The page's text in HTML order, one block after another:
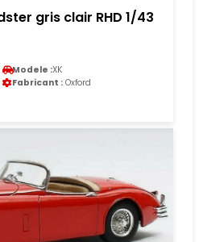
gris clair RHD 1/43
Modele :XK
Fabricant : Oxford